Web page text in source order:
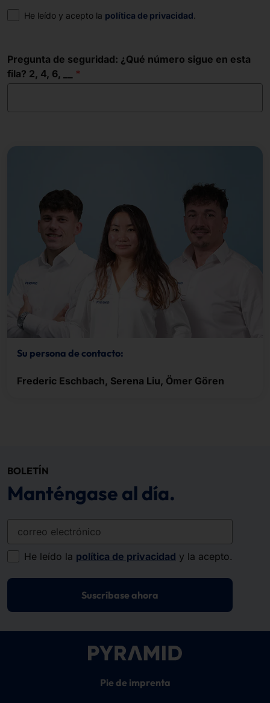
Consentimiento
He leído y acepto la política de privacidad.
Pregunta de seguridad: ¿Qué número sigue en esta
fila? 2, 4, 6, __
Su persona de contacto:
Frederic Eschbach, Serena Liu, Ömer Gören
BOLETÍN
Manténgase al día.
correo electrónico
He leído la política de privacidad y la acepto.
Suscríbase ahora
Pie de imprenta